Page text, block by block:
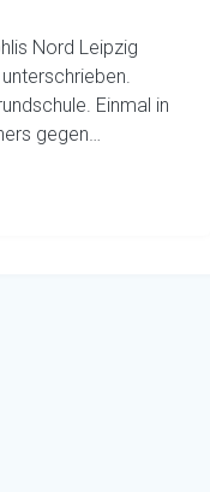
Nord Leipzig
Einmal in
gegen…